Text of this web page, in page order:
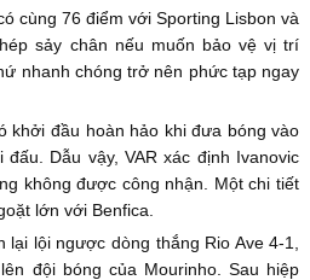
cùng 76 điểm với Sporting Lisbon và
sảy chân nếu muốn bảo vệ vị trí
nhanh chóng trở nên phức tạp ngay
khởi đầu hoàn hảo khi đưa bóng vào
Dẫu vậy, VAR xác định Ivanovic
không được công nhận. Một chi tiết
lớn với Benfica.
lại lội ngược dòng thắng Rio Ave 4-1,
đội bóng của Mourinho. Sau hiệp